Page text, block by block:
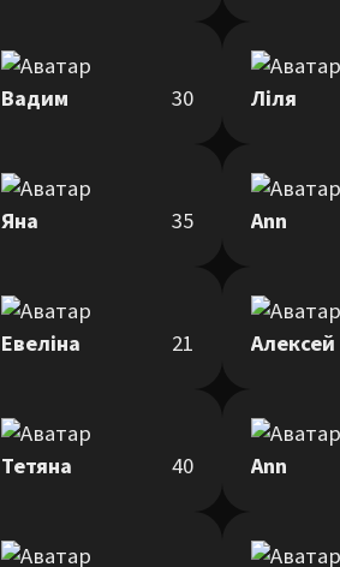
Вадим 30 Ліля
Яна 35 Ann
Евеліна 21 Алексей
Тетяна 40 Ann